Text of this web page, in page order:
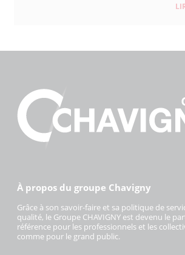
À propos du groupe Chavigny
Grâce à son savoir-faire et sa politique de
qualité, le Groupe CHAVIGNY est devenu le
référence pour les professionnels et les
comme pour le grand public.